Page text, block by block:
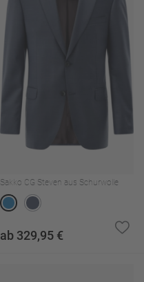
Sakko CG Steven aus Schurwolle
ab 329,95 €